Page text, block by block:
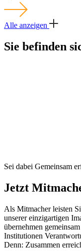
Alle anzeigen
Sie befinden
Sei dabei Gemeinsam
Jetzt
Als Mitmacher leisten
unserer einzigartigen
übernehmen
Institutionen
Denn: Zusammen